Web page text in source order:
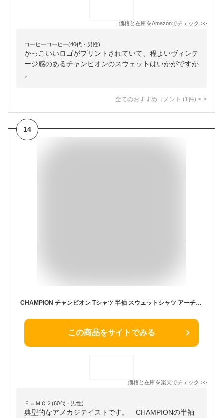
価格と在庫をAmazonでチェック >>
コーヒーコーヒー(40代・男性)
かっこいいロゴがプリントされていて、程よいヴィンテ
ージ感のあるチャンピオンのスウェットはいかがですか
。
全てのおすすめコメント (1 件) >
14
CHAMPION チャンピオン Tシャツ 半袖 スウェットシャツ アーチロゴ (C3-B018) 半袖Tシャツ メンズ ブランド カジュアル アメカジ スポーツ
この商品をサイトでみる
価格と在庫を楽天でチェック >>
Ｅ＝ＭＣ２(60代・男性)
典型的なアメカジテイストです。 CHAMPIONの半袖